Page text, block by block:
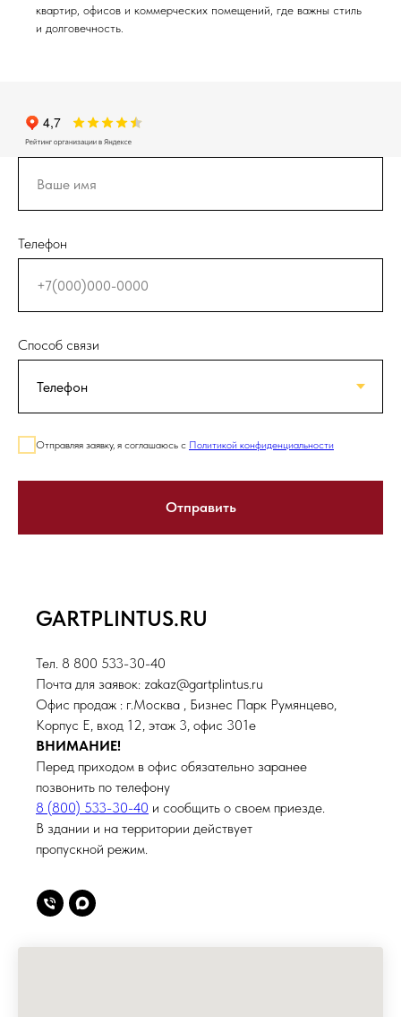
квартир, офисов и коммерческих помещений, где важны стиль
и долговечность.
Телефон
Способ связи
Отправляя заявку, я соглашаюсь с Политикой конфиденциальности
Отправить
GARTPLINTUS.RU
Тел. 8 800 533-30-40
Почта для заявок: zakaz@gartplintus.ru
Офис продаж : г.Москва , Бизнес Парк Румянцево,
Корпус Е, вход 12, этаж 3, офис 301е
ВНИМАНИЕ!
Перед приходом в офис обязательно заранее
позвонить по телефону
8 (800) 533-30-40 и сообщить о своем приезде.
В здании и на территории действует
пропускной режим.